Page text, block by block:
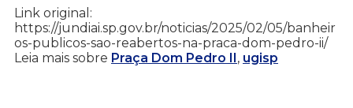
Link original:
https://jundiai.sp.gov.br/noticias/2025/02/05/banheir
os-publicos-sao-reabertos-na-praca-dom-pedro-ii/
Leia mais sobre Praça Dom Pedro II , ugisp